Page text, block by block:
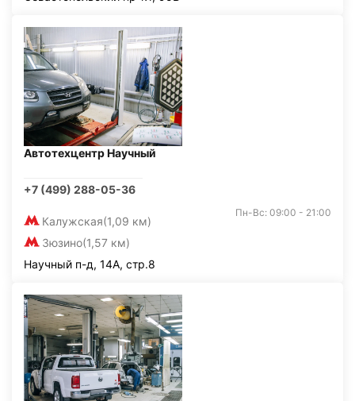
Автотехцентр Научный
+7 (499) 288-05-36
Калужская(1,09 км)
Зюзино(1,57 км)
Пн-Вс: 09:00 - 21:00
Научный п-д, 14А, стр.8